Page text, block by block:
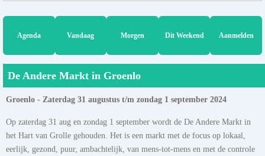
Agenda Vandaag Morgen Dit Weekend Aanmelden
De Andere Markt in Groenlo
Groenlo - Zaterdag 31 augustus t/m zondag 1 september 2024
Op zaterdag 31 aug en zondag 1 september wordt de De Andere Markt in
het Hart van Grolle gehouden. Het is een markt met de focus op lokaal,
eerlijk, gezond, puur, ambachtelijk, van mens-tot-mens en met de controle